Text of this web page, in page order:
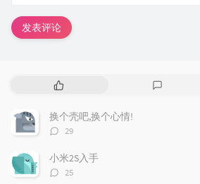
发表评论
热
文
章
换个壳吧,换个心情!
评
数：
29
小米2S入手
评
25